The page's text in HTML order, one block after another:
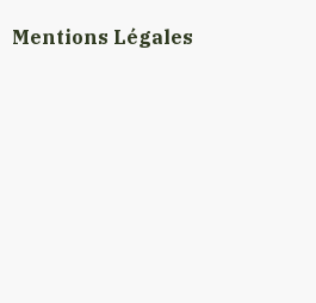
Mentions Légales